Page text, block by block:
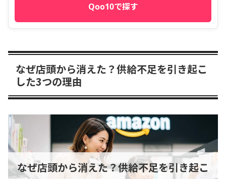
Qoo10で探す
なぜ店頭から消えた？供給不足を引き起こ
した3つの理由
なぜ店頭から消えた？供給不足を引き起こ